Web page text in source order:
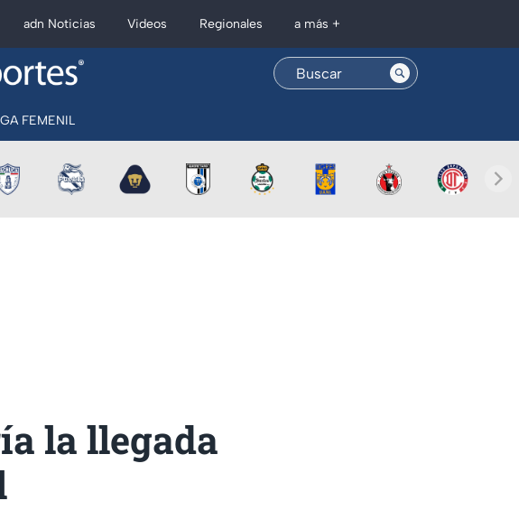
adn Noticias Videos Regionales a más +
FEMENIL
la llegada